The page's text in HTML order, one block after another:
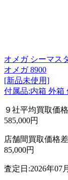
オメガ シーマス
オメガ 8900
[新品未使用]
付属品:内箱 外箱
９社平均買取価格
585,000円
店舗間買取価格差
85,000円
査定日:2026年07